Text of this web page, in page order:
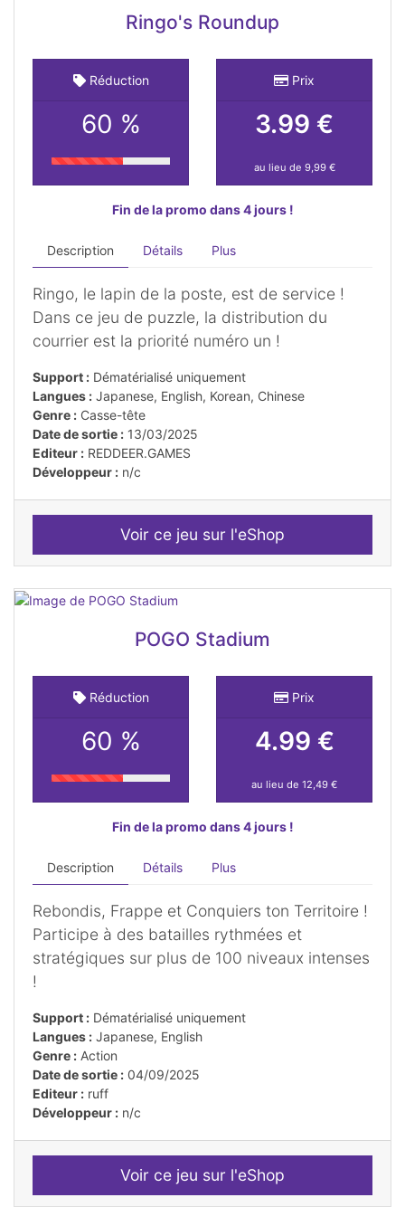
Ringo's Roundup
Réduction
60 %
Prix
3.99 €
au lieu de 9,99 €
Fin de la promo dans 4 jours !
Description Détails Plus
Ringo, le lapin de la poste, est de service !
Dans ce jeu de puzzle, la distribution du
courrier est la priorité numéro un !
Support : Dématérialisé uniquement
Langues : Japanese, English, Korean, Chinese
Genre : Casse-tête
Date de sortie : 13/03/2025
Editeur : REDDEER.GAMES
Développeur : n/c
Voir ce jeu sur l'eShop
POGO Stadium
Réduction
60 %
Prix
4.99 €
au lieu de 12,49 €
Fin de la promo dans 4 jours !
Description Détails Plus
Rebondis, Frappe et Conquiers ton Territoire !
Participe à des batailles rythmées et
stratégiques sur plus de 100 niveaux intenses
!
Support : Dématérialisé uniquement
Langues : Japanese, English
Genre : Action
Date de sortie : 04/09/2025
Editeur : ruff
Développeur : n/c
Voir ce jeu sur l'eShop